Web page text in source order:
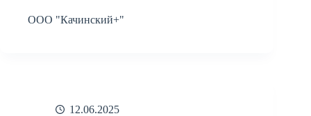
ООО "Качинский+"
12.06.2025